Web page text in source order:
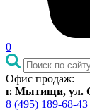
0
Офис продаж:
г. Мытищи, ул.
8 (495) 189-68-43